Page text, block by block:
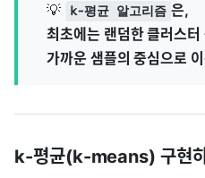
💡 k-평균 알고리즘 은,
최초에는 랜덤한 클러스
가까운 샘플의 중심으로
k-평균(k-means) 구현하